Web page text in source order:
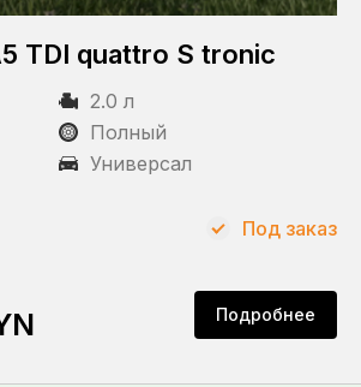
TDI quattro S tronic
2.0 л
Полный
Универсал
Подробнее
Под заказ